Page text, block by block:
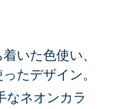
いた色使い、
たデザイン。
なネオンカラ